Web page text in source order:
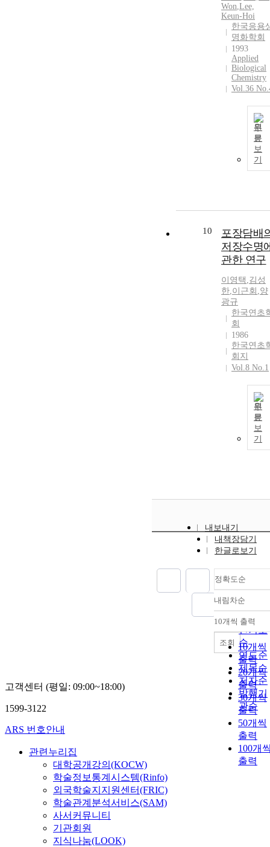
Won,Lee,
Keun-Hoi
한국응용
명화학회
1993
Applied
Biological
Chemistry
Vol.36
원
문
보
기
10
포장담배
저장수명
관한 연구
이영택 ,김성
한,이근회 ,양
광규
한국연초
회
1986
한국연초
회지
Vol.8 No.1
원
문
보
기
내보내기
내책장담기
한글로보기
정확도순
정확도
순
인기도
순
연도순
제목순
저자순
발행기
관순
내림차순
내림차
10개씩 출력
10개씩
출력
20개씩
출력
30개씩
출력
50개씩
출력
100개
출력
조회
고객센터 (평일: 09:00~18:00)
1599-3122
ARS 번호안내
관련누리집
대학공개강의(KOCW)
학술정보통계시스템(Rinfo)
외국학술지지원센터(FRIC)
학술관계분석서비스(SAM)
사서커뮤니티
기관회원
지식나눔(LOOK)